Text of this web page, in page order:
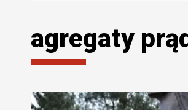
agregaty